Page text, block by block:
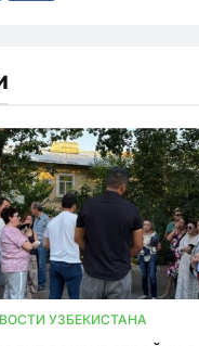
УЗБЕКИСТАНА